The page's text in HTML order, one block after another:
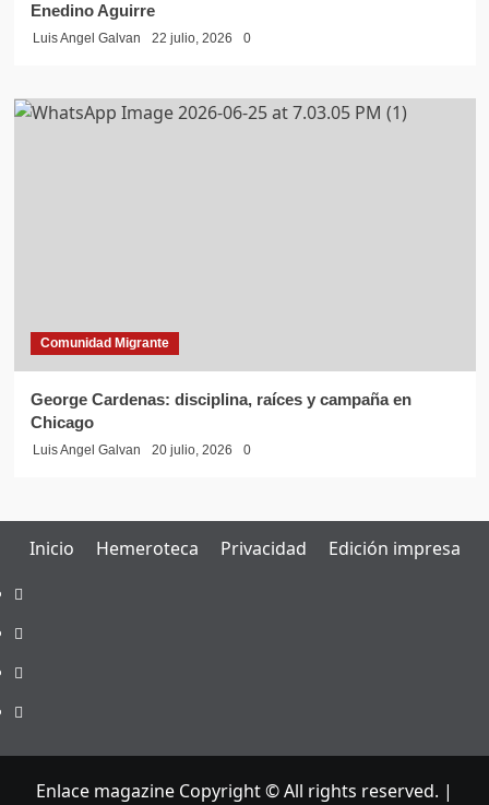
Enedino Aguirre
Luis Angel Galvan 22 julio, 2026 0
Comunidad Migrante
George Cardenas: disciplina, raíces y campaña en
Chicago
Luis Angel Galvan 20 julio, 2026 0
Inicio Hemeroteca Privacidad Edición impresa
Inicio
Hemeroteca
Privacidad
Edición
Enlace magazine Copyright © All rights reserved. |